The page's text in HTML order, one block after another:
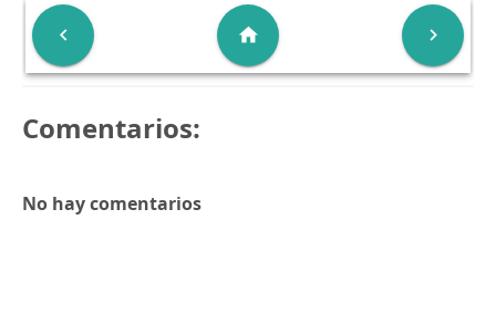
 
home
Comentarios:
No hay comentarios